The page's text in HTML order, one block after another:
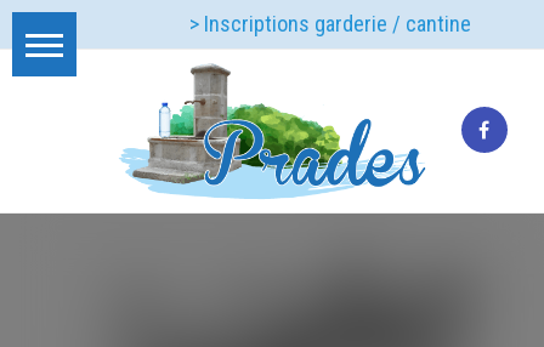
> Inscriptions garderie / cantine